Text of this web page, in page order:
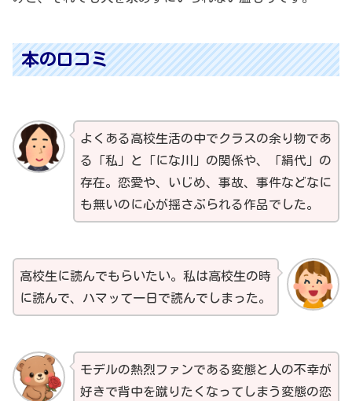
本の口コミ
よくある高校生活の中でクラスの余り物であ
る「私」と「にな川」の関係や、「絹代」の
存在。恋愛や、いじめ、事故、事件などなに
も無いのに心が揺さぶられる作品でした。
高校生に読んでもらいたい。私は高校生の時
に読んで、ハマッて一日で読んでしまった。
モデルの熱烈ファンである変態と人の不幸が
好きで背中を蹴りたくなってしまう変態の恋